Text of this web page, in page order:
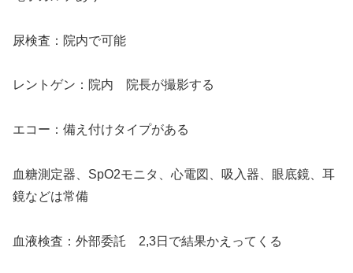
尿検査：院内で可能
レントゲン：院内 院長が撮影する
エコー：備え付けタイプがある
血糖測定器、SpO2モニタ、心電図、吸入器、眼底鏡、耳
鏡などは常備
血液検査：外部委託 2,3日で結果かえってくる